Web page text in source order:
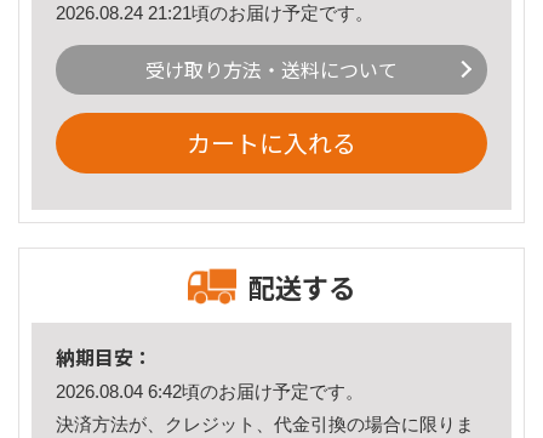
2026.08.24 21:21頃のお届け予定です。
受け取り方法・送料について
カートに入れる
配送する
納期目安：
2026.08.04 6:42頃のお届け予定です。
決済方法が、クレジット、代金引換の場合に限りま